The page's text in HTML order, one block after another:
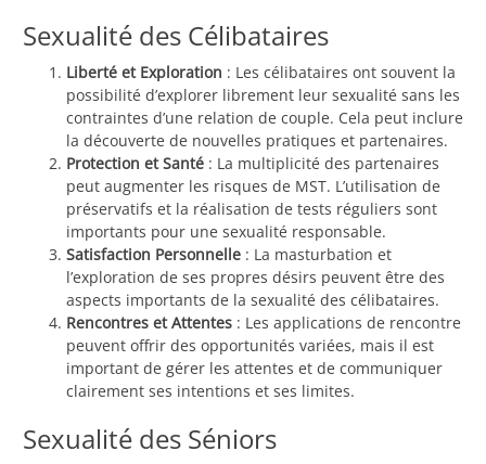
Sexualité des Célibataires
Liberté et Exploration : Les célibataires ont souvent la
possibilité d’explorer librement leur sexualité sans les
contraintes d’une relation de couple. Cela peut inclure
la découverte de nouvelles pratiques et partenaires.
Protection et Santé : La multiplicité des partenaires
peut augmenter les risques de MST. L’utilisation de
préservatifs et la réalisation de tests réguliers sont
importants pour une sexualité responsable.
Satisfaction Personnelle : La masturbation et
l’exploration de ses propres désirs peuvent être des
aspects importants de la sexualité des célibataires.
Rencontres et Attentes : Les applications de rencontre
peuvent offrir des opportunités variées, mais il est
important de gérer les attentes et de communiquer
clairement ses intentions et ses limites.
Sexualité des Séniors